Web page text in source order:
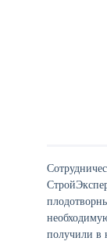
получили в